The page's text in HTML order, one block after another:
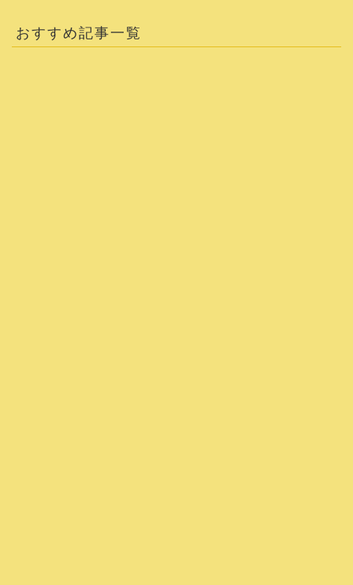
おすすめ記事一覧